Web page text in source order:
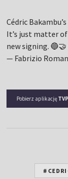
Cédric
It’s just matter
new signing. 🔵🤝
— Fabrizio
Pobierz aplikację